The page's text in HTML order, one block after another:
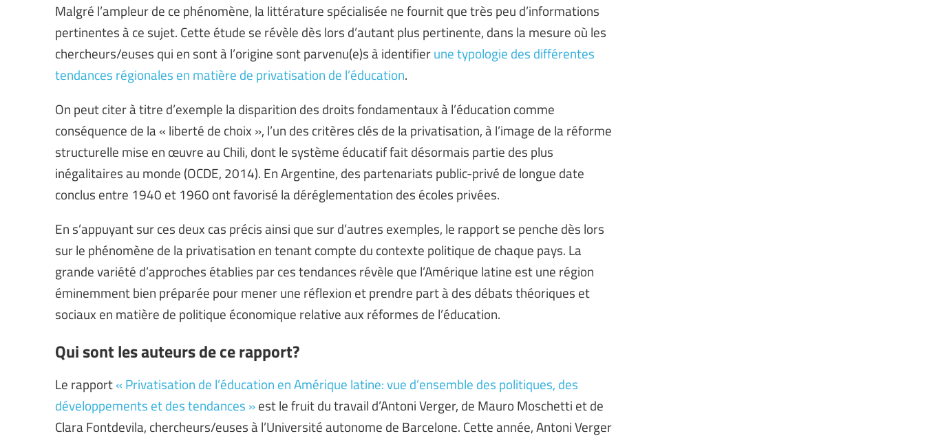
Malgré l’ampleur de ce phénomène, la littérature spécialisée ne fournit que très peu d’informations
pertinentes à ce sujet. Cette étude se révèle dès lors d’autant plus pertinente, dans la mesure où les
chercheurs/euses qui en sont à l’origine sont parvenu(e)s à identifierune typologie des différentes
tendances régionales en matière de privatisation de l’éducation.
On peut citer à titre d’exemple la disparition des droits fondamentaux à l’éducation comme
conséquence de la « liberté de choix », l’un des critères clés de la privatisation, à l’image de la réforme
structurelle mise en œuvre au Chili, dont le système éducatif fait désormais partie des plus
inégalitaires au monde (OCDE, 2014). En Argentine, des partenariats public-privé de longue date
conclus entre 1940 et 1960 ont favorisé la déréglementation des écoles privées.
En s’appuyant sur ces deux cas précis ainsi que sur d’autres exemples, le rapport se penche dès lors
sur le phénomène de la privatisation en tenant compte du contexte politique de chaque pays. La
grande variété d’approches établies par ces tendances révèle que l’Amérique latine est une région
éminemment bien préparée pour mener une réflexion et prendre part à des débats théoriques et
sociaux en matière de politique économique relative aux réformes de l’éducation.
Qui sont les auteurs de ce rapport?
Le rapport« Privatisation de l’éducation en Amérique latine: vue d’ensemble des politiques, des
développements et des tendances »est le fruit du travail d’Antoni Verger, de Mauro Moschetti et de
Clara Fontdevila, chercheurs/euses à l’Université autonome de Barcelone. Cette année, Antoni Verger